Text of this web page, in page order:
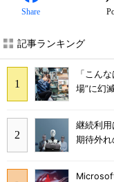
Share
記事ランキング
「こん
場”に幻
継続利
期待外れ